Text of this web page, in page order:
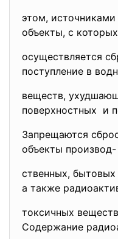
этом,
объекты, с которых
осуществляется
поступление в
веществ,
поверхностных и
Запрещаются
объекты производ-
ственных,
а также
токсичных
Содержание